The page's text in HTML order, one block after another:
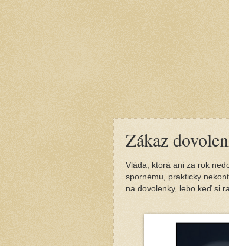
Zákaz
Vláda, ktorá ani za rok
spornému, prakticky
na dovolenky, lebo keď si